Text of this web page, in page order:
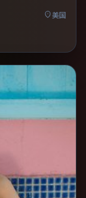
美国